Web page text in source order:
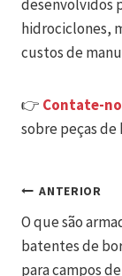
desenvolvidos
hidrociclones,
custos de
👉 Contate-
sobre peças
de
ANTERIOR
O que são
batentes de
para campos